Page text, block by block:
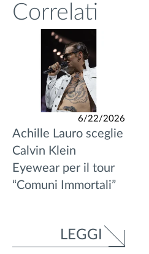
Correlati
6/22/2026
Achille Lauro sceglie
Calvin Klein
Eyewear per il tour
“Comuni Immortali”
LEGGI